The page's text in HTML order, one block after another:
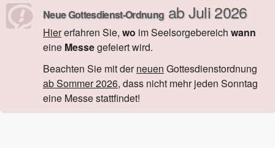
Neue Gottesdienst-Ordnungab Juli 2026
Hiererfahren Sie, wo im Seelsorgebereich wann
eine Messegefeiert wird.
Beachten Sie mit derneuen Gottesdienstordnung
ab Sommer 2026, dass nicht mehr jeden Sonntag
eine Messe stattfindet!